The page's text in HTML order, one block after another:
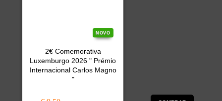
NOVO
2€ Comemorativa
Luxemburgo 2026 " Prémio
Internacional Carlos Magno
"